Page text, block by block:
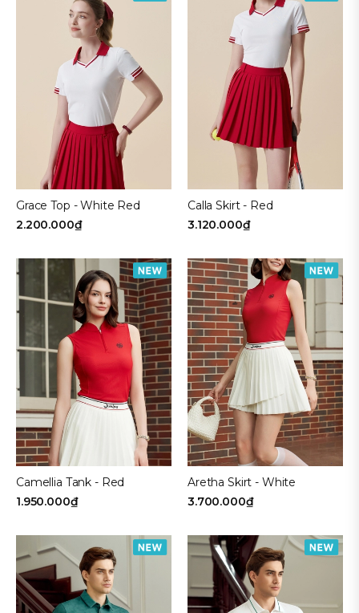
Grace Top - White Red
2.200.000₫
Calla Skirt - Red
3.120.000₫
Camellia Tank - Red
1.950.000₫
Aretha Skirt - White
3.700.000₫